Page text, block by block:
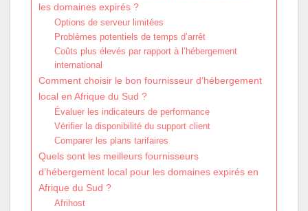
les domaines expirés ?
Options de serveur limitées
Problèmes potentiels de temps d’arrêt
Coûts plus élevés par rapport à l’hébergement
international
Comment choisir le bon fournisseur d’hébergement
local en Afrique du Sud ?
Évaluer les indicateurs de performance
Vérifier la disponibilité du support client
Comparer les plans tarifaires
Quels sont les meilleurs fournisseurs
d’hébergement local pour les domaines expirés en
Afrique du Sud ?
Afrihost